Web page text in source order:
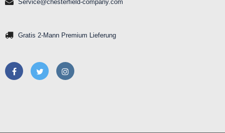
Service@chesterfield-company.com
Gratis 2-Mann Premium Lieferung